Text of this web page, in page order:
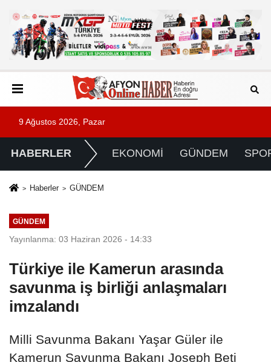
9 Ağustos 2026, Pazar
HABERLER EKONOMİ GÜNDEM
Haberler GÜNDEM
GÜNDEM
Yayınlanma: 03 Haziran 2026 - 14:33
Türkiye ile Kamerun arasında
savunma iş birliği anlaşmaları
imzalandı
Milli Savunma Bakanı Yaşar Güler ile
Kamerun Savunma Bakanı Joseph Beti